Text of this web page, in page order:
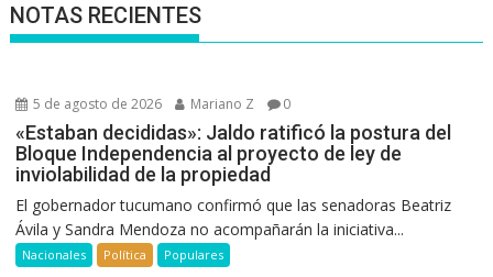
NOTAS RECIENTES
5 de agosto de 2026 Mariano Z 0
«Estaban decididas»: Jaldo ratificó la postura del
Bloque Independencia al proyecto de ley de
inviolabilidad de la propiedad
El gobernador tucumano confirmó que las senadoras Beatriz
Ávila y Sandra Mendoza no acompañarán la iniciativa...
Nacionales Política Populares